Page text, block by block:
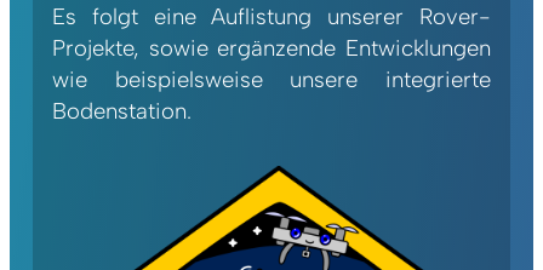
Es folgt eine Auflistung unserer Rover-
Projekte, sowie ergänzende Entwicklungen
wie beispielsweise unsere integrierte
Bodenstation.